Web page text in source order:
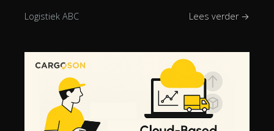
Logistiek ABC Lees verder →